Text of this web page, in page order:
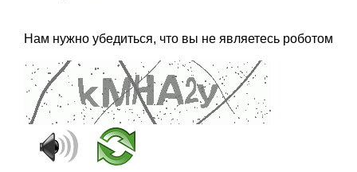
Нам нужно убедиться, что вы не являетесь роботом